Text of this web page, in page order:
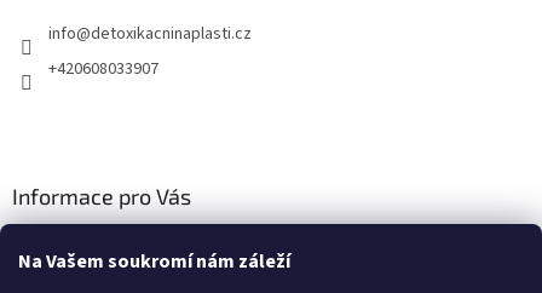
Na Vašem soukromí nám záleží
info@detoxikacninaplasti.cz
+420608033907
Informace pro Vás